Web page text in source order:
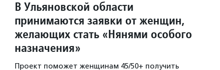
В Ульяновской области
принимаются заявки от женщин,
желающих стать «Нянями особого
назначения»
Проект поможет женщинам 45/50+ получить